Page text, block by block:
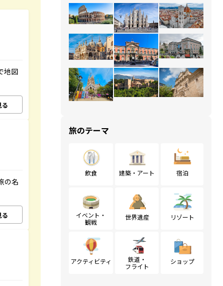
地図
る
の名
る
旅のテーマ
飲食 建築・アート 宿泊
イベント・
観戦
世界遺産 リゾート
アクティビティ
鉄道・
フライト
ショップ